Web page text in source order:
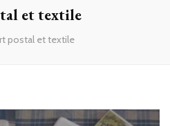
et textile
postal et textile